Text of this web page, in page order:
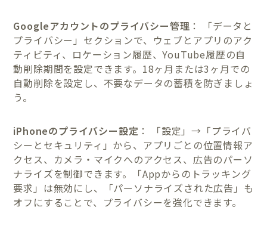
Googleアカウントのプライバシー管理 ： 「データと
プライバシー」セクションで、ウェブとアプリのアク
ティビティ、ロケーション履歴、YouTube履歴の自
動削除期間を設定できます。18ヶ月または3ヶ月での
自動削除を設定し、不要なデータの蓄積を防ぎましょ
う。
iPhoneのプライバシー設定 ： 「設定」→「プライバ
シーとセキュリティ」から、アプリごとの位置情報ア
クセス、カメラ・マイクへのアクセス、広告のパーソ
ナライズを制御できます。「Appからのトラッキング
要求」は無効にし、「パーソナライズされた広告」も
オフにすることで、プライバシーを強化できます。